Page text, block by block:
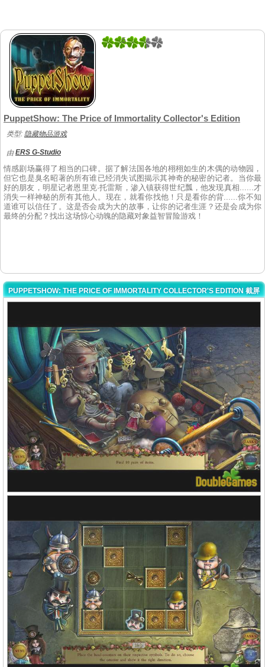
5
PuppetShow: The Price of Immortality Collector's Edition
类型: 隐藏物品游戏
由ERS G-Studio
情感剧场赢得了相当的口碑。据了解法国各地的栩栩如生的木偶的动物园，
但它也是臭名昭著的所有谁已经消失试图揭示其神奇的秘密的记者。当你最
好的朋友，明星记者恩里克·托雷斯，渗入镇获得世纪瓢，他发现真相......才
消失一样神秘的所有其他人。现在，就看你找他！只是看你的背......你不知
道谁可以信任了。这是否会成为大的故事，让你的记者生涯？还是会成为你
最终的分配？找出这场惊心动魄的隐藏对象益智冒险游戏！
PUPPETSHOW: THE PRICE OF IMMORTALITY COLLECTOR'S EDITION 截屏